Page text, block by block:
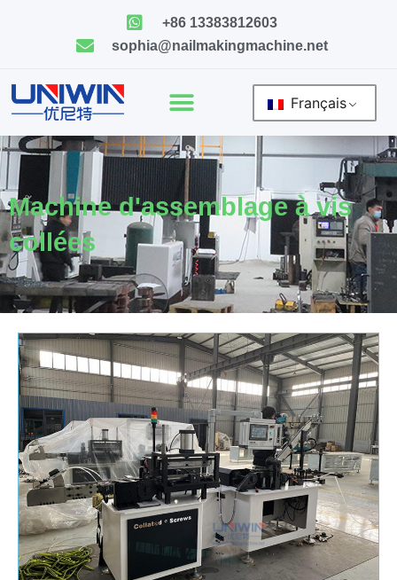
+86 13383812603
sophia@nailmakingmachine.net
Français
Machine d'assemblage à vis
collées